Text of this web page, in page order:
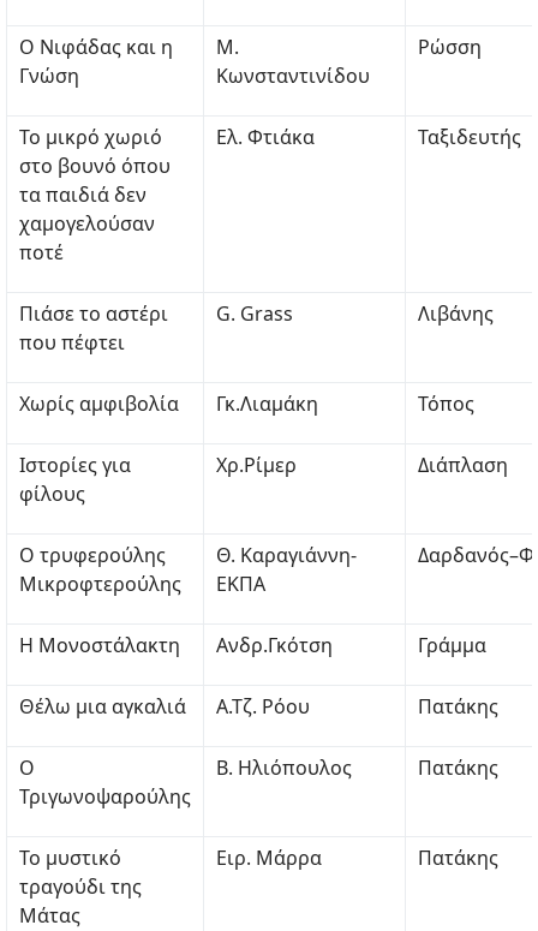
Ο Νιφάδας και η
Γνώση
Μ.
Κωνσταντινίδου
Ρώσση
Το μικρό χωριό
στο βουνό όπου
τα παιδιά δεν
χαμογελούσαν
ποτέ
Ελ. Φτιάκα Ταξιδευτής
Πιάσε το αστέρι
που πέφτει
G. Grass Λιβάνης
Χωρίς αμφιβολία Γκ.Λιαμάκη Τόπος
Ιστορίες για
φίλους
Χρ.Ρίμερ Διάπλαση
Ο τρυφερούλης
Μικροφτερούλης
Θ. Καραγιάννη-
ΕΚΠΑ
Η Μονοστάλακτη Ανδρ.Γκότση Γράμμα
Θέλω μια αγκαλιά Α.Τζ. Ρόου Πατάκης
Ο
Τριγωνοψαρούλης
Β. Ηλιόπουλος Πατάκης
Το μυστικό
τραγούδι της
Μάτας
Ειρ. Μάρρα Πατάκης